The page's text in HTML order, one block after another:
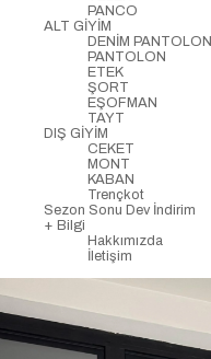
PANCO
ALT GİYİM
DENİM PANTOLON
PANTOLON
ETEK
ŞORT
EŞOFMAN
TAYT
DIŞ GİYİM
CEKET
MONT
KABAN
Trençkot
Sezon Sonu Dev İndirim
+ Bilgi
Hakkımızda
İletişim